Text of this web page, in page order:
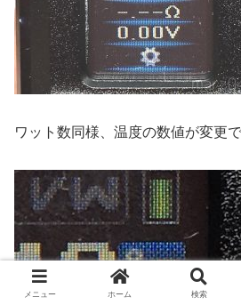
ワット数同様、温度の数値が変更
メニュー ホーム 検索